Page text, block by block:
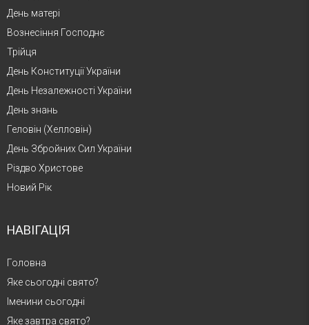
День матері
Вознесіння Господнє
Трійця
День Конституції України
День Незалежності України
День знань
Геловін (Хелловін)
День Збройних Сил України
Різдво Христове
Новий Рік
НАВІГАЦІЯ
Головна
Яке сьогодні свято?
Іменини сьогодні
Яке завтра свято?